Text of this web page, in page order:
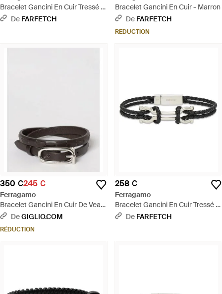
Bracelet Gancini En Cuir Tressé -
Blanc
De FARFETCH
Bracelet Gancini En Cuir - Marron
De FARFETCH
RÉDUCTION
350 €245 €
Ferragamo
Bracelet Gancini En Cuir De Veau
- Gris
DeGIGLIO.COM
RÉDUCTION
258 €
Ferragamo
Bracelet Gancini En Cuir Tressé -
Blanc
De FARFETCH